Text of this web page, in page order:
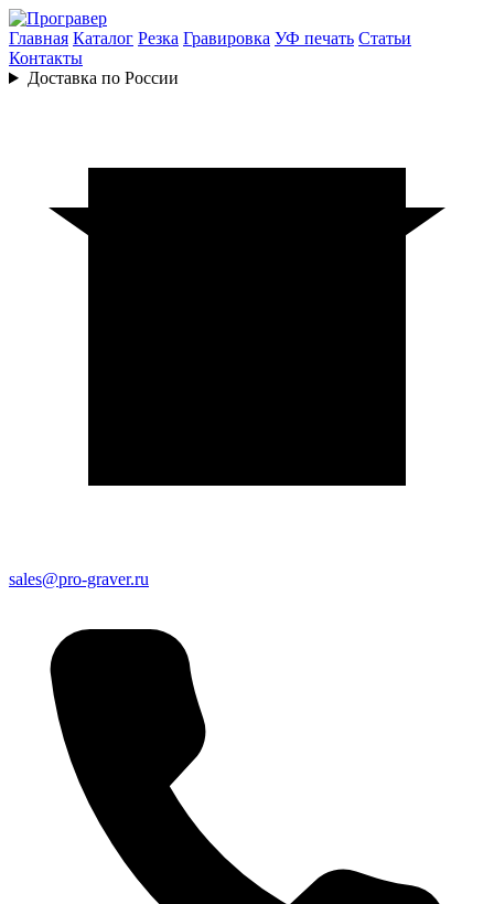
Главная Каталог Резка Гравировка УФ печать Статьи
Контакты
Доставка по России
sales@pro-graver.ru